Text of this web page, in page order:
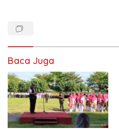
Baca Juga